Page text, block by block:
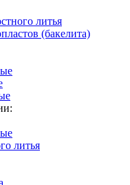
литья
(бакелита)
литья